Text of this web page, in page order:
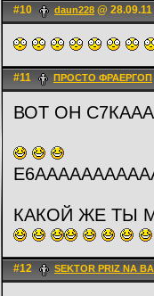
#10 daun228 @
#11 ПРОСТО ФРАЕРГОП
ВОТ ОН
КАКОЙ ЖЕ ТЫ
#12 SEKTOR PRIZ NA